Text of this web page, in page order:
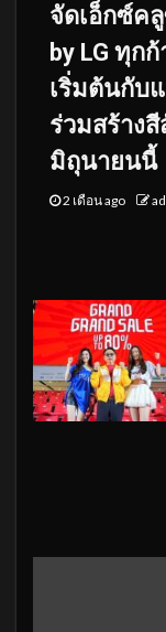
จัดเอ็กซ์คลู
by LG ทุก
เริ่มต้นกับ
ร่วมสร้าง
มิถุนายนนี้
2 เดือน ago